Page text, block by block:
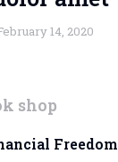
14, 2020
shop
Freedom